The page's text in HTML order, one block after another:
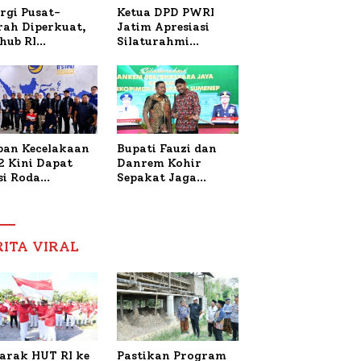
Pusat-
Diperkuat,
RI
Bahas
KM
Sentosa II
Ketua DPD PWRI
Jatim Apresiasi
Silaturahmi
dan PWRI, Sebut
Kemitraan Ideal
Polri-Pers
Kecelakaan
Kini Dapat
Roda
Nabil
Bupati Fauzi dan
Danrem Kohir
Sepakat Jaga
VIRAL
HUT RI ke
Pastikan Program